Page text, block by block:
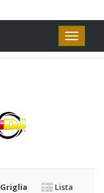
Pulsanti
di
Griglia Lista